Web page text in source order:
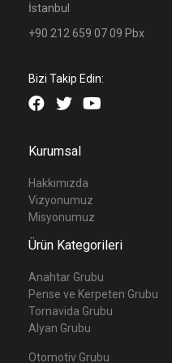
İstanbul
+90 212 659 07 09 Pbx
Bizi Takip Edin:
Kurumsal
Hakkımızda
Vizyonumuz
Misyonumuz
Ürün Kategorileri
Anahtar Grubu
Pense ve Kerpeten Grubu
Tornavida Grubu
Alyan Grubu
Otomotiv Grubu